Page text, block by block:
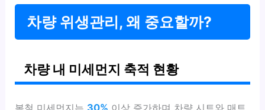
차량 위생관리, 왜 중요할까?
차량 내 미세먼지 축적 현황
봄철 미세먼지는 30% 이상 증가하며 차량 시트와 매트